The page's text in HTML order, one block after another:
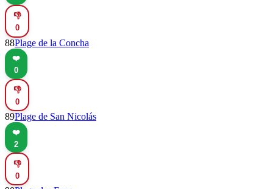
👎
0
88Plage de la Concha
❤️
0
👎
0
89Plage de San Nicolás
❤️
2
👎
0